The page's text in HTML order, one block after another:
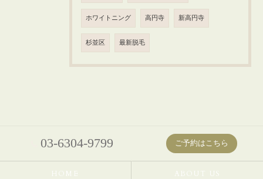
ホワイトニング 高円寺 新高円寺
杉並区 最新脱毛
03-6304-9799 ご予約はこちら
HOME ABOUT US